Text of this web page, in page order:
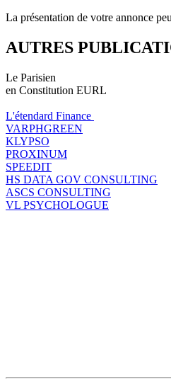
La présentation de votre annonce
AUTRES
Le Parisien
en Constitution EURL
L'étendard Finance
VARPHGREEN
KLYPSO
PROXINUM
SPEEDIT
HS DATA GOV CONSULTING
ASCS CONSULTING
VL PSYCHOLOGUE